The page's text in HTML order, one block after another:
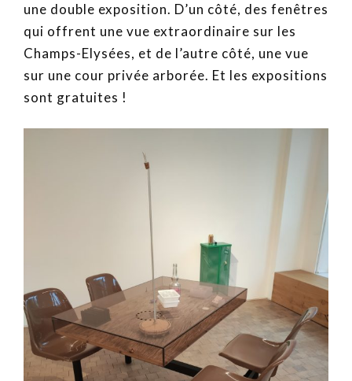
une double exposition. D’un côté, des fenêtres
qui offrent une vue extraordinaire sur les
Champs-Elysées, et de l’autre côté, une vue
sur une cour privée arborée. Et les expositions
sont gratuites !